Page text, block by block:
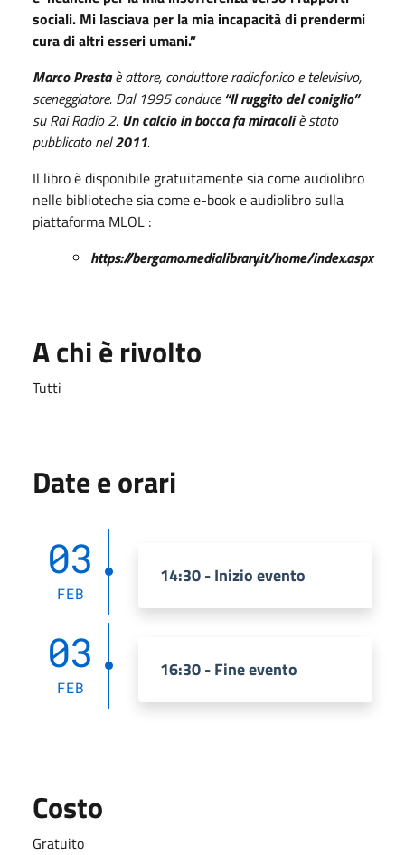
sociali. Mi lasciava per la mia incapacità di prendermi
cura di altri esseri umani.”
Marco Prestaè attore, conduttore radiofonico e televisivo,
sceneggiatore. Dal 1995 conduce“Il ruggito del coniglio”
su Rai Radio 2. Un calcio in bocca fa miracoliè stato
pubblicato nel2011.
Il libro è disponibile gratuitamente sia come audiolibro
nelle biblioteche sia come e-book e audiolibro sulla
piattaforma MLOL :
https://bergamo.medialibrary.it/home/index.aspx
A chi è rivolto
Tutti
Date e orari
03
FEB
14:30 - Inizio evento
03
FEB
16:30 - Fine evento
Costo
Gratuito